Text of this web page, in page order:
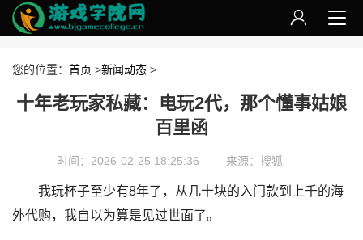
您的位置： 首页 >新闻动态 >
十年老玩家私藏：电玩2代，那个懂事姑娘
百里函
时间：2026-02-25 18:25:36 来源：搜狐
我玩杯子至少有8年了，从几十块的入门款到上千的海
外代购，我自以为算是见过世面了。